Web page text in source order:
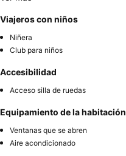
Viajeros con niños
Niñera
Club para niños
Accesibilidad
Acceso silla de ruedas
Equipamiento de la habitación
Ventanas que se abren
Aire acondicionado